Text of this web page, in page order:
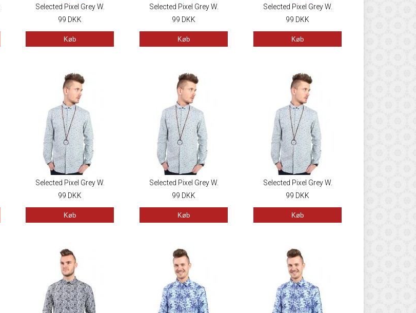
Selected Pixel Grey W.
Blue/Yellow
99 DKK
Køb
Selected Pixel Grey W.
Blue/Yellow
99 DKK
Køb
Selected Pixel Grey W.
Blue/Yellow
99 DKK
Køb
Selected Pixel Grey W.
Blue/Yellow
99 DKK
Køb
Selected Pixel Grey W.
Blue/Yellow
99 DKK
Køb
Selected Pixel Grey W.
Blue/Yellow
99 DKK
Køb